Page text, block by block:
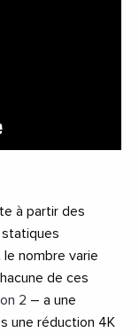
à partir des
nombre varie
de ces
2 – a une
une réduction 4K